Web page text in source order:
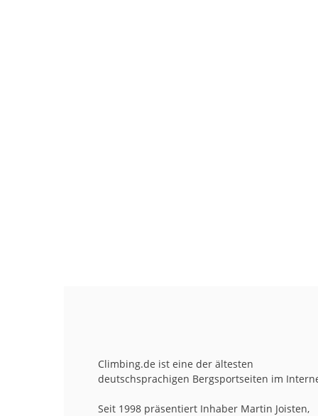
Climbing.de ist eine der ältesten
deutschsprachigen Bergsportseiten im
Seit 1998 präsentiert Inhaber Martin Joisten,